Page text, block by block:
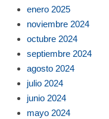
enero 2025
noviembre 2024
octubre 2024
septiembre 2024
agosto 2024
julio 2024
junio 2024
mayo 2024